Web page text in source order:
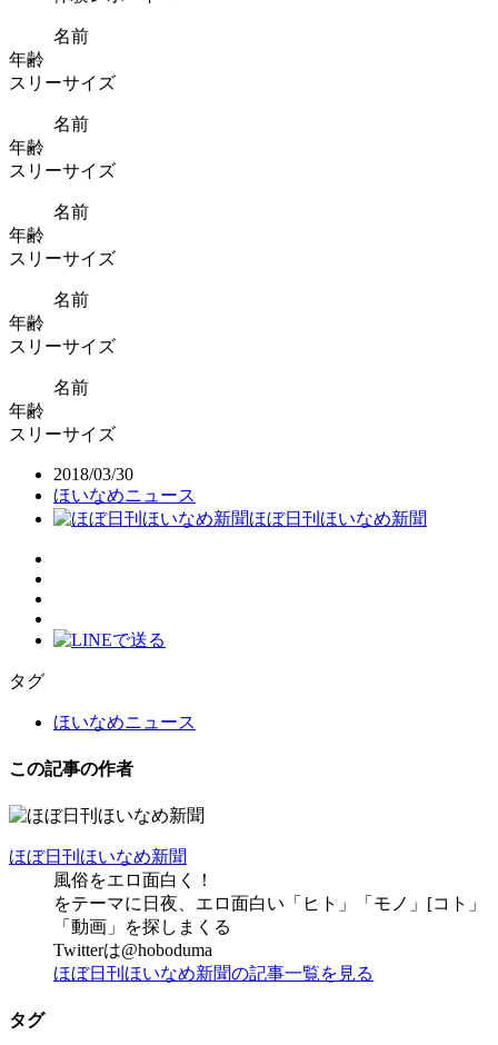
名前
年齢
スリーサイズ
名前
年齢
スリーサイズ
名前
年齢
スリーサイズ
名前
年齢
スリーサイズ
名前
年齢
スリーサイズ
2018/03/30
ほいなめニュース
ほぼ日刊ほいなめ新聞
タグ
ほいなめニュース
この記事の作者
ほぼ日刊ほいなめ新聞
風俗をエロ面白く！
をテーマに日夜、エロ面白い「ヒト」「モノ」[コト」
「動画」を探しまくる
Twitterは@hoboduma
ほぼ日刊ほいなめ新聞の記事一覧を見る
タグ